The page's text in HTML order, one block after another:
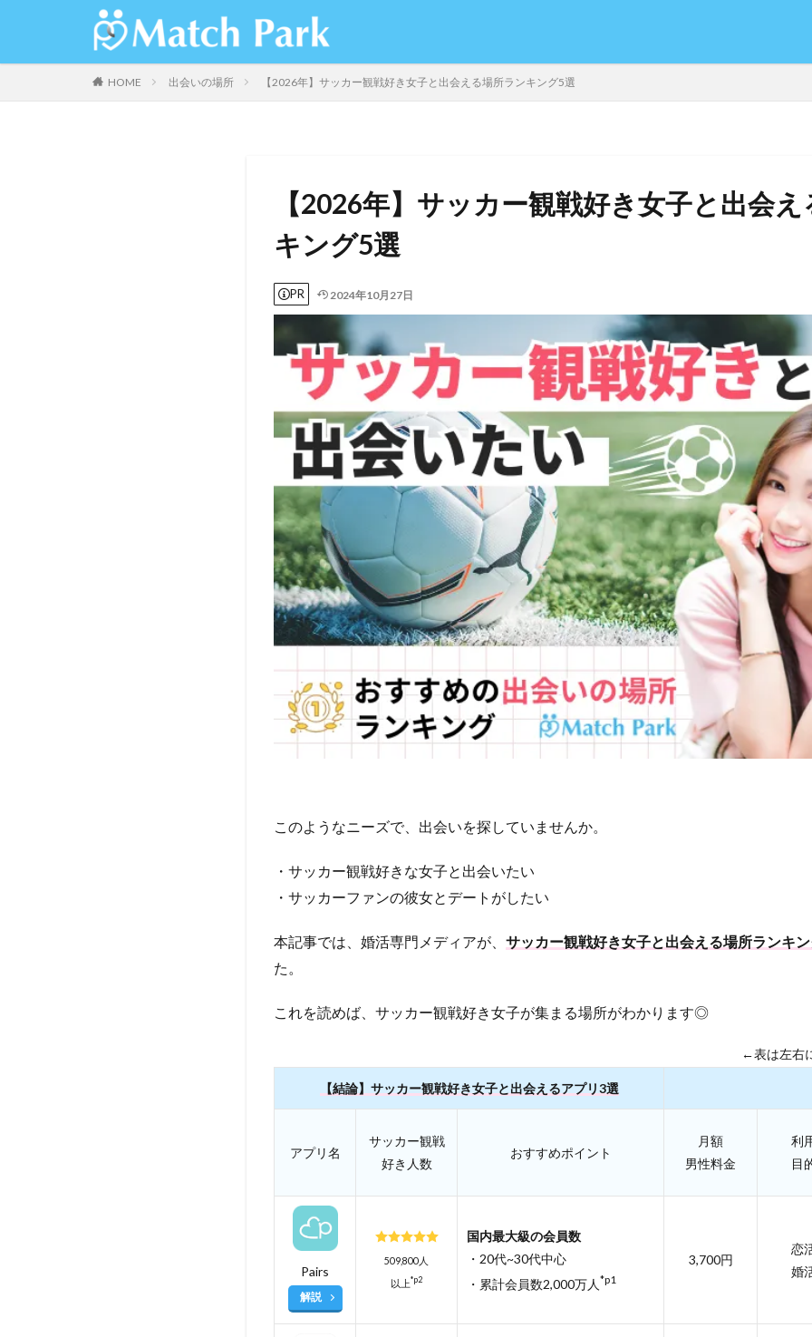
HOME 出会いの場所 【2026年】サッカー観戦好き女子と出会える場所ランキング5選
【2026年】サッカー観戦好き女子と出会
キング5選
PR 2024年10月27日
このようなニーズで、出会いを探していませんか。
・サッカー観戦好きな女子と出会いたい
・サッカーファンの彼女とデートがしたい
本記事では、婚活専門メディアが、 サッカー観戦好き女子と出会える場所ランキ
た。
これを読めば、サッカー観戦好き女子が集まる場所がわかります◎
←表は左右
【結論】サッカー観戦好き女子と出会えるアプリ3選
アプリ名
サッカー観戦
好き人数
おすすめポイント
月額
男性料金
利
目
Pairs
解説
509,800人
以上*p2
国内最大級の会員数
・20代~30代中心
・累計会員数2,000万人 *p1
3,700円
恋
婚